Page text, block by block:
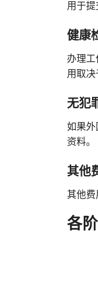
用于提
健康
办理
用取决
无犯
如果外
资料。
其他
其他费
各